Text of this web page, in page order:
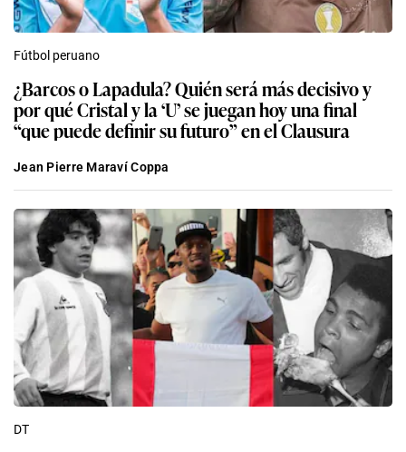
Fútbol peruano
¿Barcos o Lapadula? Quién será más decisivo y
por qué Cristal y la ‘U’ se juegan hoy una final
“que puede definir su futuro” en el Clausura
Jean Pierre Maraví Coppa
DT